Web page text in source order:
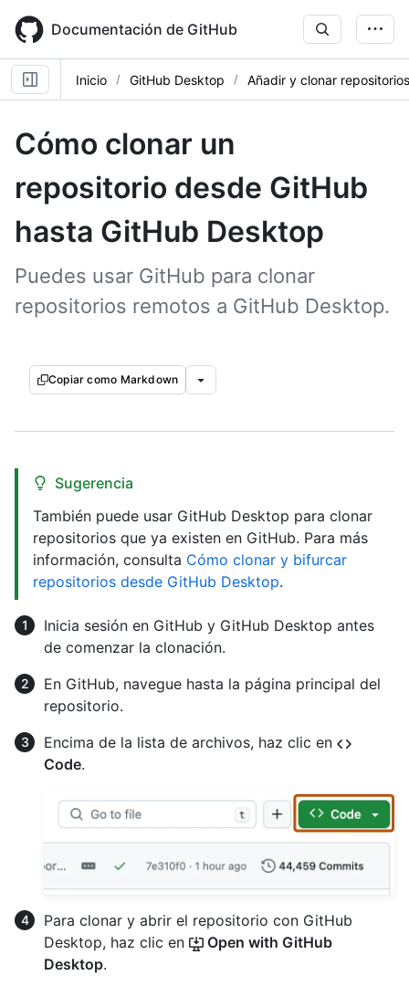
main
content
Documentación de GitHub
Inicio GitHub Desktop Añadir y clonar repositorios
Cómo clonar un
repositorio desde GitHub
hasta GitHub Desktop
Puedes usar GitHub para clonar
repositorios remotos a GitHub Desktop.
Copiar como Markdown
Sugerencia
También puede usar GitHub Desktop para clonar
repositorios que ya existen en GitHub. Para más
información, consulta Cómo clonar y bifurcar
repositorios desde GitHub Desktop.
Inicia sesión en GitHub y GitHub Desktop antes
de comenzar la clonación.
En GitHub, navegue hasta la página principal del
repositorio.
Encima de la lista de archivos, haz clic en
Code.
Para clonar y abrir el repositorio con GitHub
Desktop, haz clic en
Open with GitHub
Desktop.